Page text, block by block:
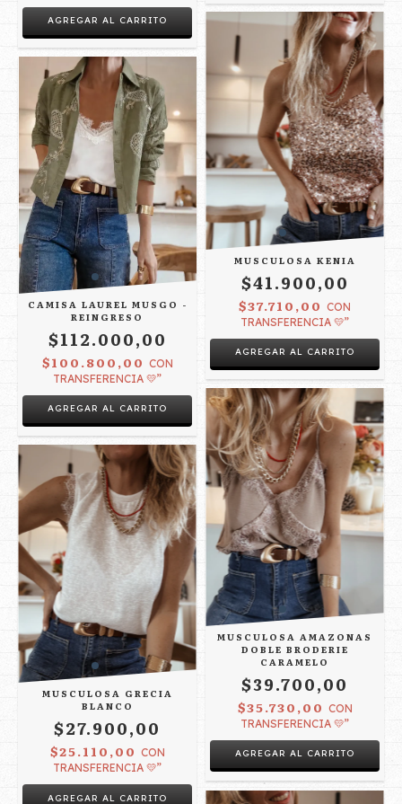
AGREGAR AL CARRITO
CAMISA LAUREL MUSGO -
REINGRESO
$112.000,00
$100.800,00 CON
TRANSFERENCIA 💛”
AGREGAR AL CARRITO
MUSCULOSA KENIA
$41.900,00
$37.710,00 CON
TRANSFERENCIA 💛”
AGREGAR AL CARRITO
MUSCULOSA GRECIA
BLANCO
$27.900,00
$25.110,00 CON
TRANSFERENCIA 💛”
MUSCULOSA AMAZONAS
DOBLE BRODERIE
CARAMELO
$39.700,00
$35.730,00 CON
TRANSFERENCIA 💛”
AGREGAR AL CARRITO